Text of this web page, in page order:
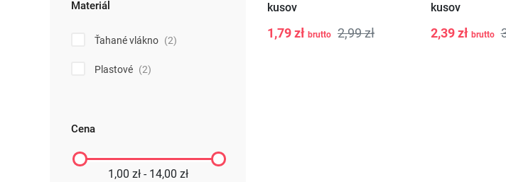
Materiál
Ťahané vlákno (2)
Plastové (2)
Cena
1,00 zł - 14,00 zł
kusov
1,79 zł brutto 2,99 zł
kusov
2,39 zł brutto